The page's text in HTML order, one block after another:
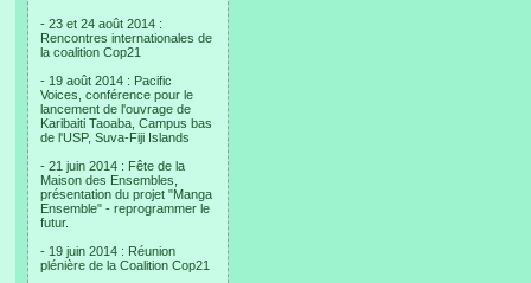
- 23 et 24 août 2014 :
Rencontres internationales de
la coalition Cop21
- 19 août 2014 : Pacific
Voices, conférence pour le
lancement de l'ouvrage de
Karibaiti Taoaba, Campus bas
de l'USP, Suva-Fiji Islands
- 21 juin 2014 : Fête de la
Maison des Ensembles,
présentation du projet "Manga
Ensemble" - reprogrammer le
futur.
- 19 juin 2014 : Réunion
plénière de la Coalition Cop21